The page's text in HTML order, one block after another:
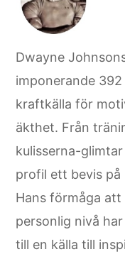
Dwayne
imponerande
kraftkälla för
äkthet. Från
kulisserna-
profil ett bevis på
Hans förmåga att
personlig nivå
till en källa till